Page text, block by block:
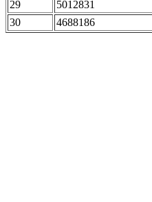
29 5012831
30 4688186